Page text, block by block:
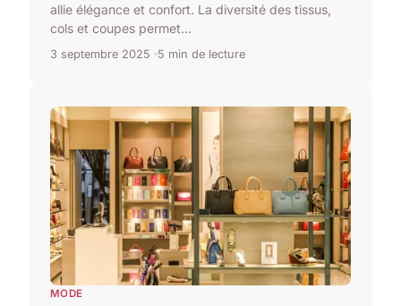
allie élégance et confort. La diversité des tissus,
cols et coupes permet...
3 septembre 2025 5 min de lecture
MODE